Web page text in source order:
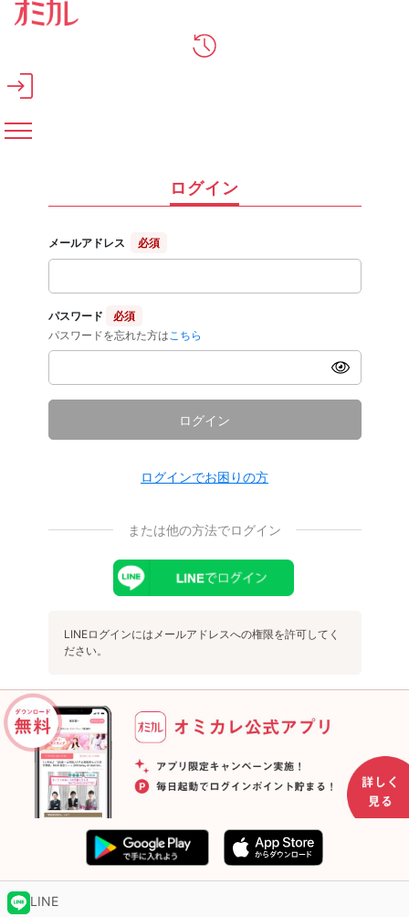
メインコンテンツへスキップ
ログイン
メールアドレス 必須
パスワード
必須
パスワードを忘れた方は こちら
ログイン
ログインでお困りの方
または他の方法でログイン
LINEログインにはメールアドレスへの権限を許可してく
ださい。
LINE